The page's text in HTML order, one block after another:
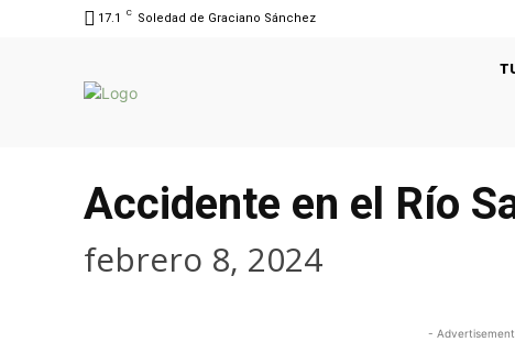
17.1 C Soledad de Graciano Sánchez
Accidente en el Río
febrero 8, 2024
-